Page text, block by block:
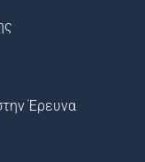
Έρευνα